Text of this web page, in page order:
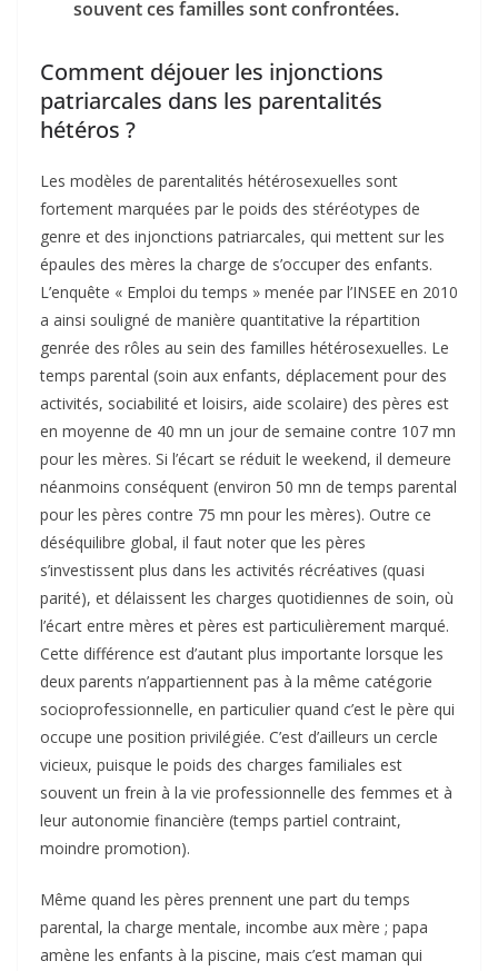
souvent ces familles sont confrontées.
Comment déjouer les injonctions
patriarcales dans les parentalités
hétéros ?
Les modèles de parentalités hétérosexuelles sont
fortement marquées par le poids des stéréotypes de
genre et des injonctions patriarcales, qui mettent sur les
épaules des mères la charge de s’occuper des enfants.
L’enquête « Emploi du temps » menée par l’INSEE en 2010
a ainsi souligné de manière quantitative la répartition
genrée des rôles au sein des familles hétérosexuelles. Le
temps parental (soin aux enfants, déplacement pour des
activités, sociabilité et loisirs, aide scolaire) des pères est
en moyenne de 40 mn un jour de semaine contre 107 mn
pour les mères. Si l’écart se réduit le weekend, il demeure
néanmoins conséquent (environ 50 mn de temps parental
pour les pères contre 75 mn pour les mères). Outre ce
déséquilibre global, il faut noter que les pères
s’investissent plus dans les activités récréatives (quasi
parité), et délaissent les charges quotidiennes de soin, où
l’écart entre mères et pères est particulièrement marqué.
Cette différence est d’autant plus importante lorsque les
deux parents n’appartiennent pas à la même catégorie
socioprofessionnelle, en particulier quand c’est le père qui
occupe une position privilégiée. C’est d’ailleurs un cercle
vicieux, puisque le poids des charges familiales est
souvent un frein à la vie professionnelle des femmes et à
leur autonomie financière (temps partiel contraint,
moindre promotion).
Même quand les pères prennent une part du temps
parental, la charge mentale, incombe aux mère ; papa
amène les enfants à la piscine, mais c’est maman qui